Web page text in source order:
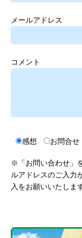
メールアドレス
コメント
感想 お問合せ
※「お問い合わせ」
ルアドレスのご入力
入をお願いいたしま